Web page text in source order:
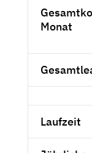
Monat
Laufzeit